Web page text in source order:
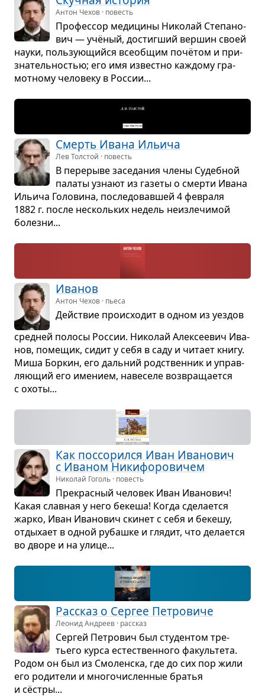
Антон Чехов · повесть
Про­фес­сор меди­цины Нико­лай Сте­па­но­
вич — учё­ный, достиг­ший вер­шин своей
науки, поль­зу­ю­щийся все­об­щим почётом и при­
зна­тель­но­стью; его имя известно каж­дому гра­
мот­ному чело­веку в Рос­сии...
Смерть Ивана Ильича
Лев Толстой · повесть
В пере­рыве засе­да­ния члены Судеб­ной
палаты узнают из газеты о смерти Ивана
Ильича Голо­вина, после­до­вав­шей 4 февраля
1882 г. после несколь­ких недель неиз­ле­чи­мой
болезни...
Ива­нов
Антон Чехов · пьеса
Действие про­ис­хо­дит в одном из уез­дов
сред­ней полосы Рос­сии. Нико­лай Алек­се­е­вич Ива­
нов, поме­щик, сидит у себя в саду и читает книгу.
Миша Бор­кин, его даль­ний род­ствен­ник и управ­
ля­ю­щий его име­нием, наве­селе воз­вра­ща­ется
с охоты...
Как поссо­рился Иван Ива­но­вич
с Ива­ном Ники­фо­ро­ви­чем
Николай Гоголь · повесть
Пре­крас­ный чело­век Иван Ива­но­вич!
Какая слав­ная у него бекеша! Когда сде­ла­ется
жарко, Иван Ива­но­вич ски­нет с себя и бекешу,
отды­хает в одной рубашке и гля­дит, что дела­ется
во дворе и на улице...
Рас­сказ о Сер­гее Пет­ро­виче
Леонид Андреев · рассказ
Сер­гей Пет­ро­вич был сту­ден­том тре­
тьего курса есте­ствен­ного факуль­тета.
Родом он был из Смо­лен­ска, где до сих пор жили
его роди­тели и мно­го­чис­лен­ные бра­тья
и сёстры...